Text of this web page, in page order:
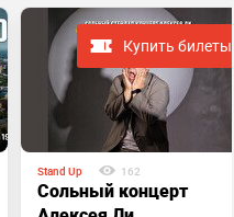
Купить билеты
Stand Up 162
Сольный концерт